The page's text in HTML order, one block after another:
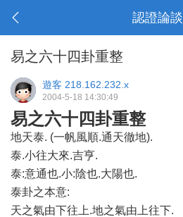
認證論談
易之六十四卦重整
遊客 218.162.232.x
2004-5-18 14:30:49
易之六十四卦重整
地天泰. (一帆風順.通天徹地).
泰.小往大來.吉亨.
泰:意通也.小:陰也.大陽也.
泰卦之本意:
天之氣由下往上.地之氣由上往下.